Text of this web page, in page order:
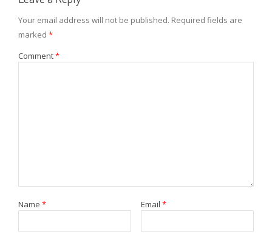
Your email address will not be published. Required fields are
marked *
Comment*
Name * Email *